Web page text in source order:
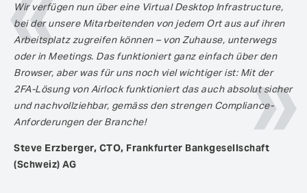
Wir verfügen nun über eine Virtual Desktop Infrastructure,
bei der unsere Mitarbeitenden von jedem Ort aus auf ihren
Arbeitsplatz zugreifen können – von Zuhause, unterwegs
oder in Meetings. Das funktioniert ganz einfach über den
Browser, aber was für uns noch viel wichtiger ist: Mit der
2FA-Lösung von Airlock funktioniert das auch absolut sicher
und nachvollziehbar, gemäss den strengen Compliance-
Anforderungen der Branche!
Steve Erzberger, CTO, Frankfurter Bankgesellschaft
(Schweiz) AG